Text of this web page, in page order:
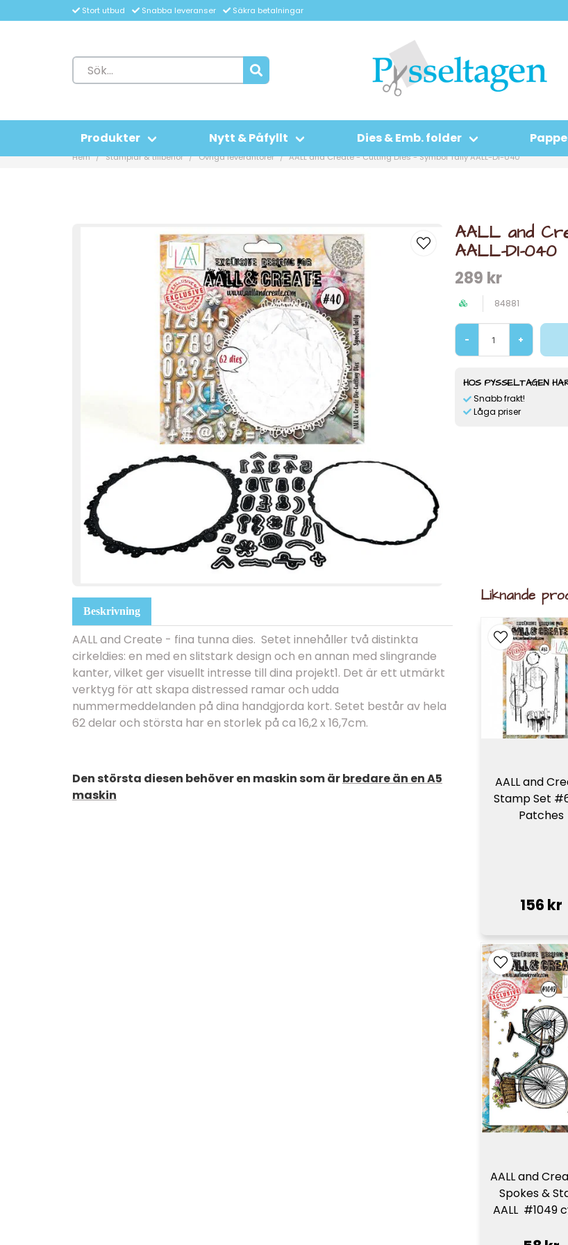
Stort utbud Snabba leveranser Säkra betalningar
Produkter Nytt & Påfyllt Dies & Emb. folder
Hem Stämplar & tillbehör Övriga leverantörer AALL and Create - Cutting Dies - Symbol Tally AALL-DI-040
AALL and
AALL-DI-040
289 kr
84881
- +
HOS PYSSELTAGEN
Snabb frakt!
Låga priser
Beskrivning
AALL and Create - fina tunna dies. Setet innehåller två distinkta
cirkeldies: en med en slitstark design och en annan med slingrande
kanter, vilket ger visuellt intresse till dina projekt1. Det är ett utmärkt
verktyg för att skapa distressed ramar och udda
nummermeddelanden på dina handgjorda kort. Setet består av hela
62 delar och största har en storlek på ca 16,2 x 16,7cm.
Den största diesen behöver en maskin som ärbredare än en A5
maskin
Liknande
AALL and
Stamp Set
Patches
156 kr
AALL and
Spokes &
AALL  #1049